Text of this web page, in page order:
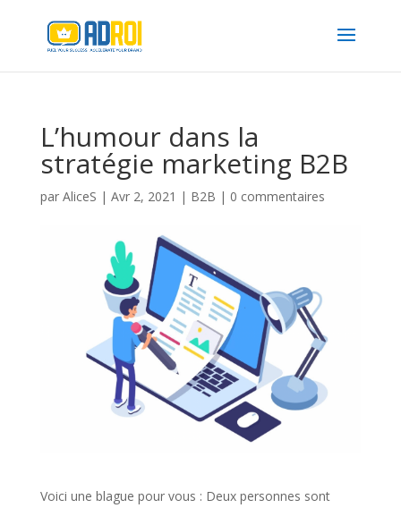
L’humour dans la
stratégie marketing B2B
par AliceS | Avr 2, 2021 | B2B | 0 commentaires
Voici une blague pour vous : Deux personnes sont